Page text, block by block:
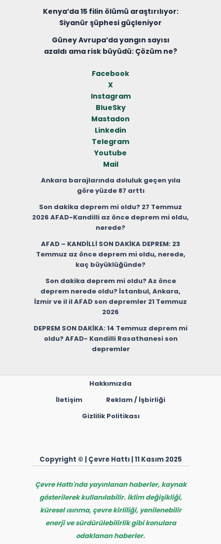
Kenya’da 15 filin ölümü araştırılıyor:
Siyanür şüphesi güçleniyor
Güney Avrupa’da yangın sayısı
azaldı ama risk büyüdü: Çözüm ne?
Facebook
X
Instagram
BlueSky
Mastadon
Linkedin
Telegram
Youtube
Mail
Ankara barajlarında doluluk geçen yıla
göre yüzde 87 arttı
Son dakika deprem mi oldu? 27 Temmuz
2026 AFAD-Kandilli az önce deprem mi oldu,
nerede?
AFAD – KANDİLLİ SON DAKİKA DEPREM: 23
Temmuz az önce deprem mi oldu, nerede,
kaç büyüklüğünde?
Son dakika deprem mi oldu? Az önce
deprem nerede oldu? İstanbul, Ankara,
İzmir ve il il AFAD son depremler 21 Temmuz
2026
DEPREM SON DAKİKA: 14 Temmuz deprem mi
oldu? AFAD- Kandilli Rasathanesi son
depremler
Hakkımızda
İletişim
Reklam / İşbirliği
Gizlilik Politikası
Copyright © | Çevre Hattı | 11 Kasım 2025
Çevre Hattı'nda yayınlanan haberler, kaynak
gösterilerek kullanılabilir. İklim değişikliği,
küresel ısınma, çevre kirliliği, yenilenebilir
enerji ve sürdürülebilirlik gibi konulara
odaklanan haberler.